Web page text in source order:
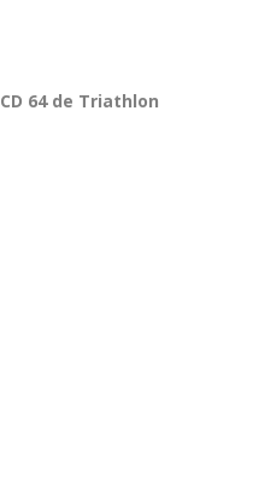
CD 64 de Triathlon